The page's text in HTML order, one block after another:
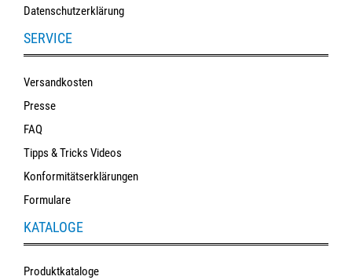
Datenschutzerklärung
SERVICE
Versandkosten
Presse
FAQ
Tipps & Tricks Videos
Konformitätserklärungen
Formulare
KATALOGE
Produktkataloge